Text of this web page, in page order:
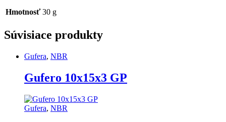
Hmotnosť 30 g
Súvisiace produkty
Gufera, NBR
Gufero 10x15x3 GP
Gufera, NBR